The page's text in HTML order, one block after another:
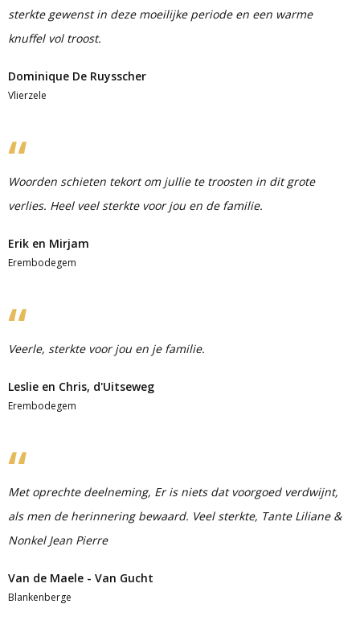
sterkte gewenst in deze moeilijke periode en een warme
knuffel vol troost.
Dominique De Ruysscher
Vlierzele
Woorden schieten tekort om jullie te troosten in dit grote
verlies. Heel veel sterkte voor jou en de familie.
Erik en Mirjam
Erembodegem
Veerle, sterkte voor jou en je familie.
Leslie en Chris, d'Uitseweg
Erembodegem
Met oprechte deelneming, Er is niets dat voorgoed verdwijnt,
als men de herinnering bewaard. Veel sterkte, Tante Liliane &
Nonkel Jean Pierre
Van de Maele - Van Gucht
Blankenberge